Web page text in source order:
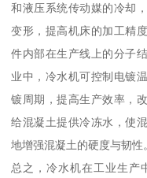
和液压系统传动媒的冷却
变形，提高机床的加工精
件内部在生产线上的分子
业中，冷水机可控制电镀
镀周期，提高生产效率，
给混凝土提供冷冻水，使
地增强混凝土的硬度与韧性
总之，冷水机在工业生产